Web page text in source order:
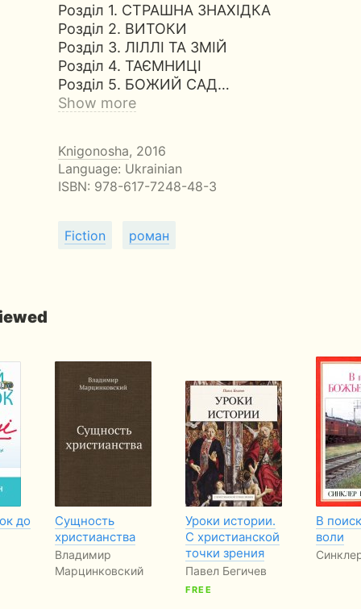
Розділ 1. СТРАШНА ЗНАХІДКА
Розділ 2. ВИТОКИ
Розділ 3. ЛІЛЛІ ТА ЗМІЙ
Розділ 4. ТАЄМНИЦІ
Розділ 5. БОЖИЙ САД…
Show more
Knigonosha, 2016
Language: Ukrainian
ISBN: 978-617-7248-48-3
Fiction роман
до
Сущность
христианства
Владимир
Марцинковский
Уроки истории.
С христианской
точки зрения
Павел Бегичев
FREE
В
воли